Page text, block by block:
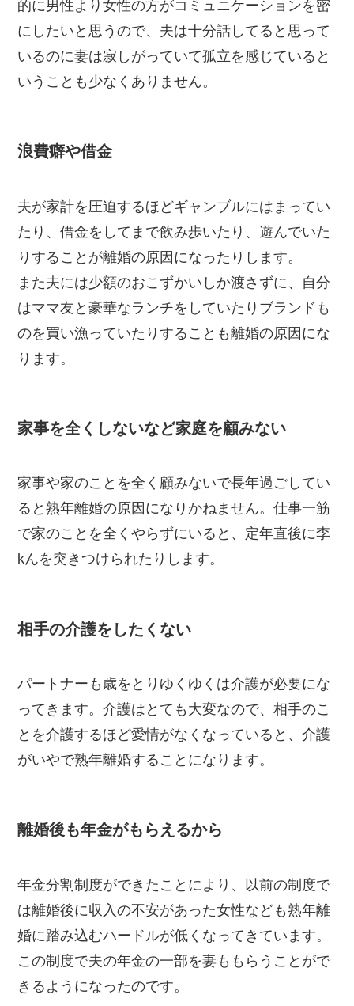
的に男性より女性の方がコミュニケーションを密
にしたいと思うので、夫は十分話してると思って
いるのに妻は寂しがっていて孤立を感じていると
いうことも少なくありません。
浪費癖や借金
夫が家計を圧迫するほどギャンブルにはまってい
たり、借金をしてまで飲み歩いたり、遊んでいた
りすることが離婚の原因になったりします。
また夫には少額のおこずかいしか渡さずに、自分
はママ友と豪華なランチをしていたりブランドも
のを買い漁っていたりすることも離婚の原因にな
ります。
家事を全くしないなど家庭を顧みない
家事や家のことを全く顧みないで長年過ごしてい
ると熟年離婚の原因になりかねません。仕事一筋
で家のことを全くやらずにいると、定年直後に李
kんを突きつけられたりします。
相手の介護をしたくない
パートナーも歳をとりゆくゆくは介護が必要にな
ってきます。介護はとても大変なので、相手のこ
とを介護するほど愛情がなくなっていると、介護
がいやで熟年離婚することになります。
離婚後も年金がもらえるから
年金分割制度ができたことにより、以前の制度で
は離婚後に収入の不安があった女性なども熟年離
婚に踏み込むハードルが低くなってきています。
この制度で夫の年金の一部を妻ももらうことがで
きるようになったのです。